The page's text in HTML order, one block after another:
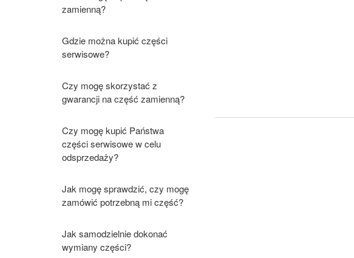
zamienną?
Gdzie można kupić części
serwisowe?
Czy mogę skorzystać z
gwarancji na część zamienną?
Czy mogę kupić Państwa
części serwisowe w celu
odsprzedaży?
Jak mogę sprawdzić, czy mogę
zamówić potrzebną mi część?
Jak samodzielnie dokonać
wymiany części?